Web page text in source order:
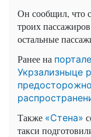
Он сообщил, что
троих
остальные
Ранее на
Укрзализныце
Также «Стена»
такси